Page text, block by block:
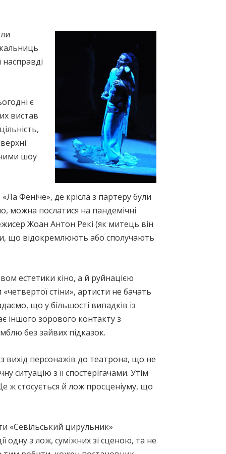
є
вистав
шоу
Феніче», де крісла з партеру були
можна послатися на пандемічні
Жоан Антон Рекi (як митець він
що відокремлюють або сполучають
естетики кіно, а й руйнацією
стіни», артисти не бачать
що у більшості випадків із
іншого зорового контакту з
без зайвих підказок.
вихід персонажів до театрона, що не
ситуацію з її спостерігачами. Утім
ж стосується й лож просценіуму, що
«Севільський цирульник»
одну з лож, суміжних зі сценою, та не